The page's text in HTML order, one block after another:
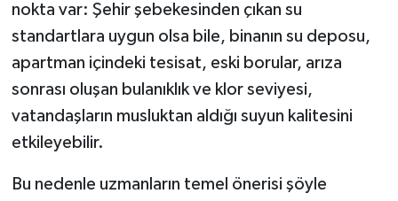
nokta var: Şehir şebekesinden çıkan su
standartlara uygun olsa bile, binanın su deposu,
apartman içindeki tesisat, eski borular, arıza
sonrası oluşan bulanıklık ve klor seviyesi,
vatandaşların musluktan aldığı suyun kalitesini
etkileyebilir.
Bu nedenle uzmanların temel önerisi şöyle